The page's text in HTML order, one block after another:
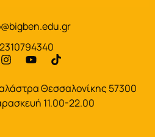
2310794340
Θεσσαλονίκης 57300
11.00-22.00